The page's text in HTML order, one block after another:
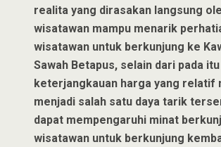
realita yang dirasakan langsung
wisatawan mampu menarik
wisatawan untuk berkunjung ke
Sawah Betapus, selain dari pada itu
keterjangkauan harga yang relatif
menjadi salah satu daya tarik
dapat mempengaruhi minat
wisatawan untuk berkunjung